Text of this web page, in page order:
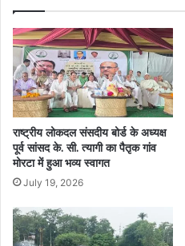
राष्ट्रीय लोकदल संसदीय बोर्ड के अध्यक्ष
पूर्व सांसद के. सी. त्यागी का पैतृक गांव
मोरटा में हुआ भव्य स्वागत
July 19, 2026